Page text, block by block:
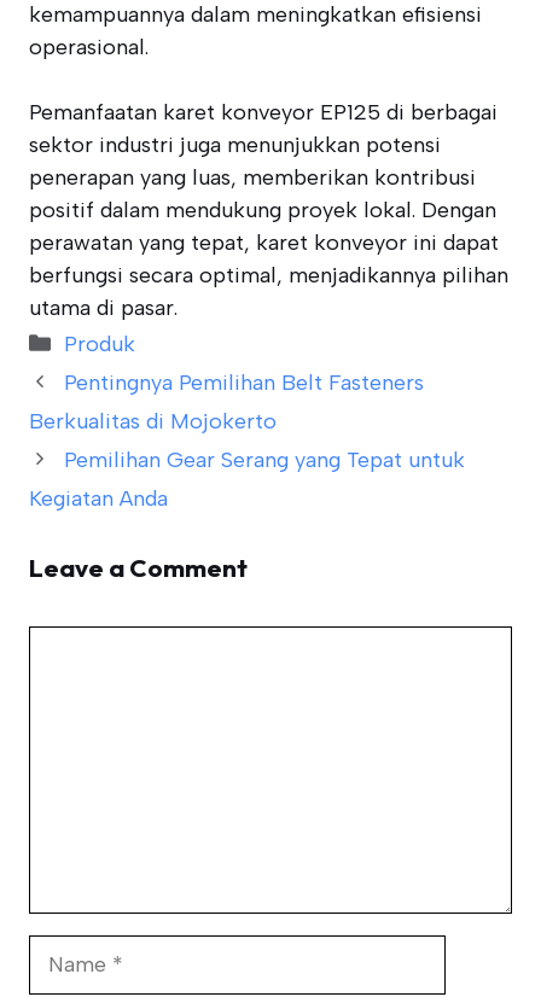
kemampuannya dalam meningkatkan efisiensi
operasional.
Pemanfaatan karet konveyor EP125 di berbagai
sektor industri juga menunjukkan potensi
penerapan yang luas, memberikan kontribusi
positif dalam mendukung proyek lokal. Dengan
perawatan yang tepat, karet konveyor ini dapat
berfungsi secara optimal, menjadikannya pilihan
utama di pasar.
Categories
Produk
Pentingnya Pemilihan Belt Fasteners
Berkualitas di Mojokerto
Pemilihan Gear Serang yang Tepat untuk
Kegiatan Anda
Leave a Comment